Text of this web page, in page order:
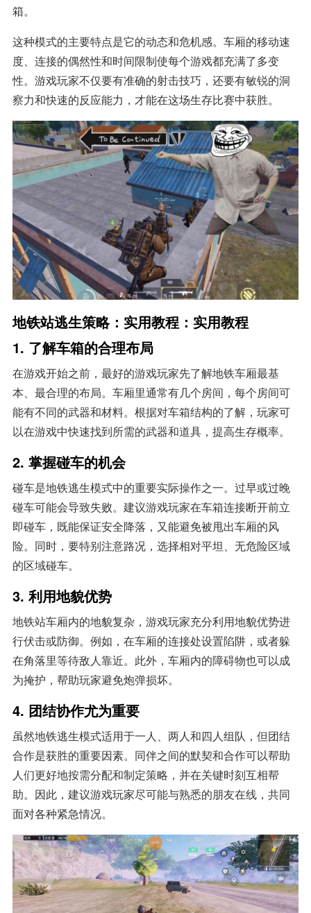
箱。
这种模式的主要特点是它的动态和危机感。车厢的移动速
度、连接的偶然性和时间限制使每个游戏都充满了多变
性。游戏玩家不仅要有准确的射击技巧，还要有敏锐的洞
察力和快速的反应能力，才能在这场生存比赛中获胜。
地铁站逃生策略：实用教程：实用教程
1. 了解车箱的合理布局
在游戏开始之前，最好的游戏玩家先了解地铁车厢最基
本、最合理的布局。车厢里通常有几个房间，每个房间可
能有不同的武器和材料。根据对车箱结构的了解，玩家可
以在游戏中快速找到所需的武器和道具，提高生存概率。
2. 掌握碰车的机会
碰车是地铁逃生模式中的重要实际操作之一。过早或过晚
碰车可能会导致失败。建议游戏玩家在车箱连接断开前立
即碰车，既能保证安全降落，又能避免被甩出车厢的风
险。同时，要特别注意路况，选择相对平坦、无危险区域
的区域碰车。
3. 利用地貌优势
地铁站车厢内的地貌复杂，游戏玩家充分利用地貌优势进
行伏击或防御。例如，在车厢的连接处设置陷阱，或者躲
在角落里等待敌人靠近。此外，车厢内的障碍物也可以成
为掩护，帮助玩家避免炮弹损坏。
4. 团结协作尤为重要
虽然地铁逃生模式适用于一人、两人和四人组队，但团结
合作是获胜的重要因素。同伴之间的默契和合作可以帮助
人们更好地按需分配和制定策略，并在关键时刻互相帮
助。因此，建议游戏玩家尽可能与熟悉的朋友在线，共同
面对各种紧急情况。